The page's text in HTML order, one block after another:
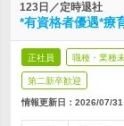
123日／定時退社
*有資格者優遇*療
正社員 職種・業種
第二新卒歓迎
情報更新日：2026/07/31